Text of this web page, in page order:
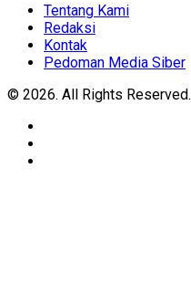
Tentang Kami
Redaksi
Kontak
Pedoman Media Siber
© 2026. All Rights Reserved.